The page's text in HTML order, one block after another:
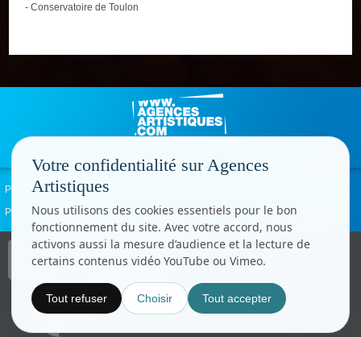
- Conservatoire de Toulon
Politique de confidentialité
Paramètres cookies
Copyright © CC.Comunication
Tous droits réservés
Votre confidentialité sur Agences
Artistiques
Nous utilisons des cookies essentiels pour le bon
fonctionnement du site. Avec votre accord, nous
activons aussi la mesure d’audience et la lecture de
certains contenus vidéo YouTube ou Vimeo.
Tout refuser Choisir Tout accepter